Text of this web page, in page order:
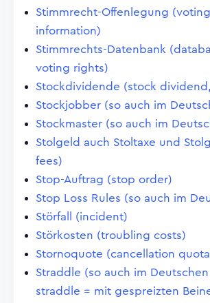
Stimmrecht-Offenlegung
information)
Stimmrechts-Datenbank
voting rights)
Stockdividende (stock
Stockjobber (so auch im
Stockmaster (so auch im
Stolgeld auch Stoltaxe und
fees)
Stop-Auftrag (stop order)
Stop Loss Rules (so auch im
Störfall (incident)
Störkosten (troubling costs)
Stornoquote (cancellation
Straddle (so auch im
straddle = mit gespreizten